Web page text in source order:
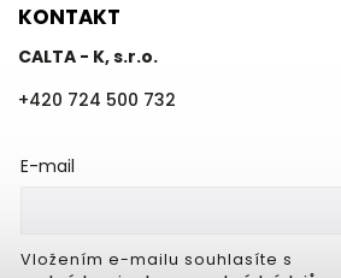
KONTAKT
CALTA - K, s.r.o.
+420 724 500 732
E-mail
Vložením e-mailu souhlasíte s